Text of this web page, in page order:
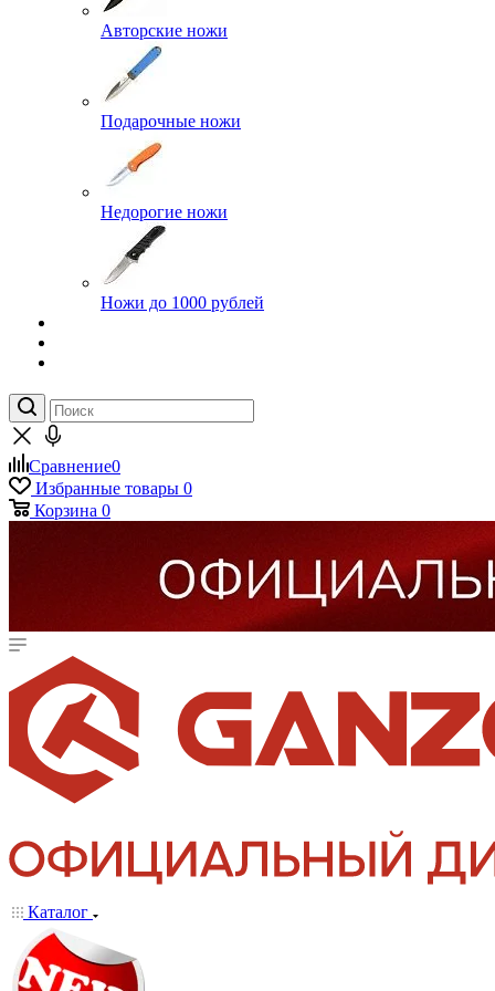
Авторские ножи
Подарочные ножи
Недорогие ножи
Ножи до 1000 рублей
Сравнение0
Избранные товары 0
Корзина 0
Каталог